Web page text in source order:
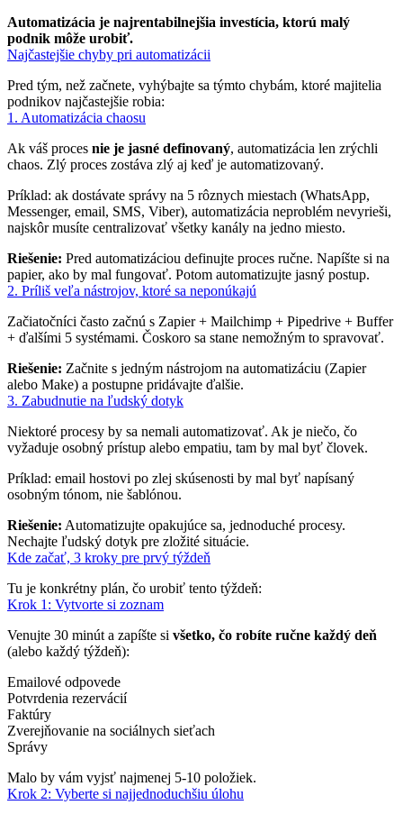
Automatizácia je najrentabilnejšia investícia, ktorú malý
podnik môže urobiť.
Najčastejšie chyby pri automatizácii
Pred tým, než začnete, vyhýbajte sa týmto chybám, ktoré majitelia
podnikov najčastejšie robia:
1. Automatizácia chaosu
Ak váš proces nie je jasné definovaný, automatizácia len zrýchli
chaos. Zlý proces zostáva zlý aj keď je automatizovaný.
Príklad: ak dostávate správy na 5 rôznych miestach (WhatsApp,
Messenger, email, SMS, Viber), automatizácia neproblém nevyrieši,
najskôr musíte centralizovať všetky kanály na jedno miesto.
Riešenie: Pred automatizáciou definujte proces ručne. Napíšte si na
papier, ako by mal fungovať. Potom automatizujte jasný postup.
2. Príliš veľa nástrojov, ktoré sa neponúkajú
Začiatočníci často začnú s Zapier + Mailchimp + Pipedrive + Buffer
+ ďalšími 5 systémami. Čoskoro sa stane nemožným to spravovať.
Riešenie: Začnite s jedným nástrojom na automatizáciu (Zapier
alebo Make) a postupne pridávajte ďalšie.
3. Zabudnutie na ľudský dotyk
Niektoré procesy by sa nemali automatizovať. Ak je niečo, čo
vyžaduje osobný prístup alebo empatiu, tam by mal byť človek.
Príklad: email hostovi po zlej skúsenosti by mal byť napísaný
osobným tónom, nie šablónou.
Riešenie: Automatizujte opakujúce sa, jednoduché procesy.
Nechajte ľudský dotyk pre zložité situácie.
Kde začať, 3 kroky pre prvý týždeň
Tu je konkrétny plán, čo urobiť tento týždeň:
Krok 1: Vytvorte si zoznam
Venujte 30 minút a zapíšte si všetko, čo robíte ručne každý deň
(alebo každý týždeň):
Emailové odpovede
Potvrdenia rezervácií
Faktúry
Zverejňovanie na sociálnych sieťach
Správy
Malo by vám vyjsť najmenej 5-10 položiek.
Krok 2: Vyberte si najjednoduchšiu úlohu